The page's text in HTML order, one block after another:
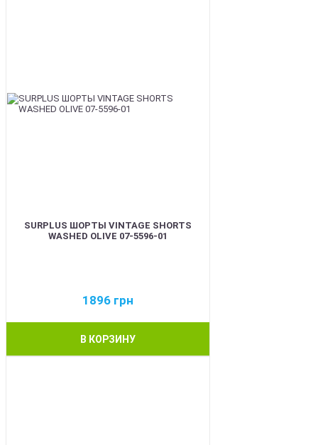
SURPLUS ШОРТЫ VINTAGE SHORTS
WASHED OLIVE 07-5596-01
1896 грн
В КОРЗИНУ